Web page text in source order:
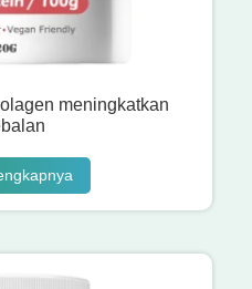
meningkatkan